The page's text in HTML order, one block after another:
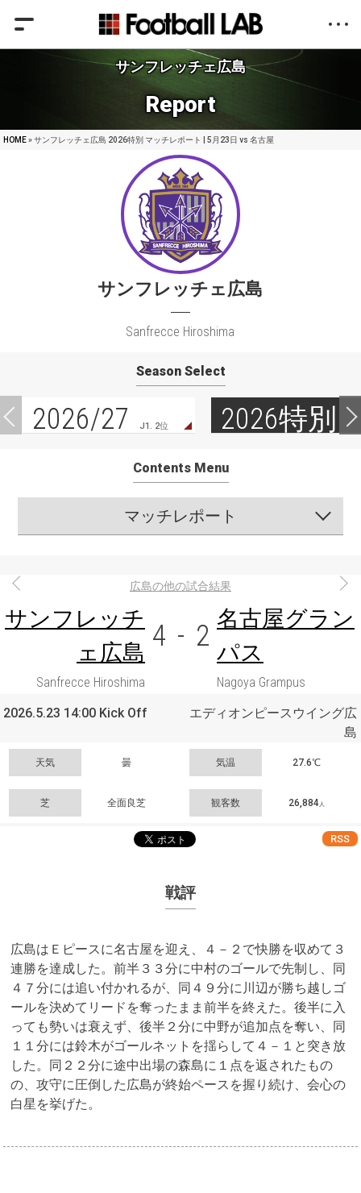
サンフレッチェ広島
Report
HOME» サンフレッチェ広島 2026特別 マッチレポート | 5月23日 vs 名古屋
サンフレッチェ広島
Sanfrecce Hiroshima
Season Select
2026/27 J1. 2位 2026特別
Contents Menu
マッチレポート
広島の他の試合結果
サンフレッチ
ェ広島 4 - 2
名古屋グラン
パス
Sanfrecce Hiroshima
Nagoya Grampus
2026.5.23 14:00 Kick Off
エディオンピースウイング広
島
天気 曇 気温 27.6℃
芝 全面良芝 観客数 26,884人
RSS
戦評
広島はＥピースに名古屋を迎え、４－２で快勝を収めて３
連勝を達成した。前半３３分に中村のゴールで先制し、同
４７分には追い付かれるが、同４９分に川辺が勝ち越しゴ
ールを決めてリードを奪ったまま前半を終えた。後半に入
っても勢いは衰えず、後半２分に中野が追加点を奪い、同
１１分には鈴木がゴールネットを揺らして４－１と突き放
した。同２２分に途中出場の森島に１点を返されたもの
の、攻守に圧倒した広島が終始ペースを握り続け、会心の
白星を挙げた。